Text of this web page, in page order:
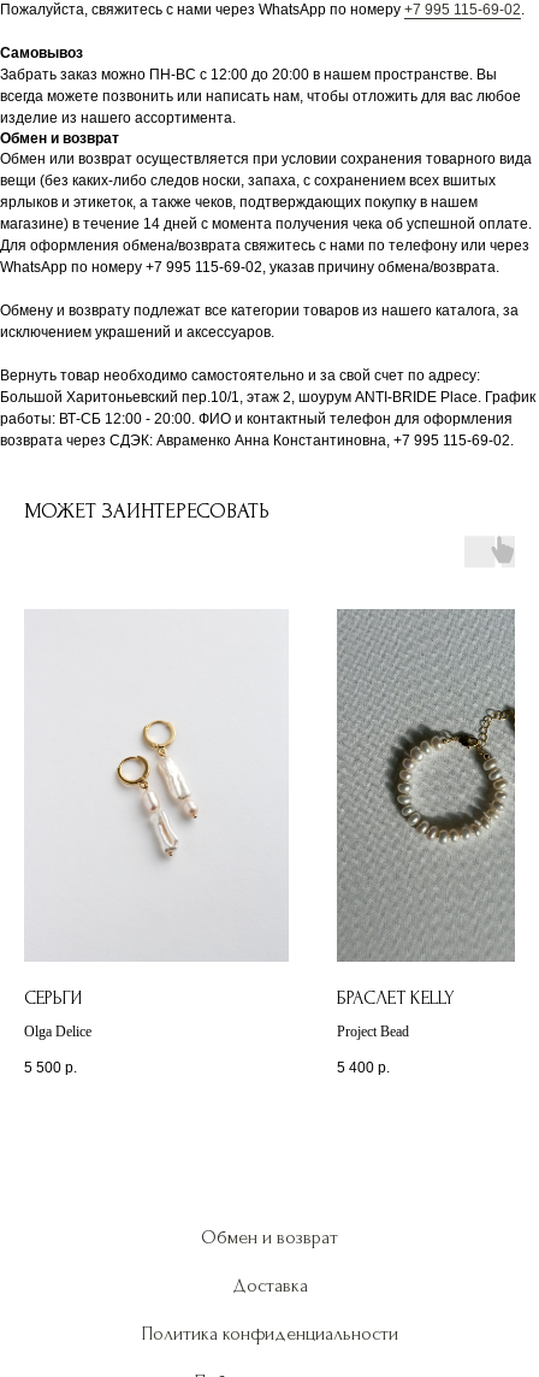
Пожалуйста, свяжитесь с нами через WhatsApp по номеру +7 995 115-69-02.
Самовывоз
Забрать заказ можно ПН-ВС с 12:00 до 20:00 в нашем пространстве. Вы
всегда можете позвонить или написать нам, чтобы отложить для вас любое
изделие из нашего ассортимента.
Обмен и возврат
Обмен или возврат осуществляется при условии сохранения товарного вида
вещи (без каких-либо следов носки, запаха, с сохранением всех вшитых
ярлыков и этикеток, а также чеков, подтверждающих покупку в нашем
магазине) в течение 14 дней с момента получения чека об успешной оплате.
Для оформления обмена/возврата свяжитесь с нами по телефону или через
WhatsApp по номеру +7 995 115-69-02, указав причину обмена/возврата.
Обмену и возврату подлежат все категории товаров из нашего каталога, за
исключением украшений и аксессуаров.
Вернуть товар необходимо самостоятельно и за свой счет по адресу:
Большой Харитоньевский пер.10/1, этаж 2, шоурум ANTI-BRIDE Place. График
работы: ВТ-СБ 12:00 - 20:00. ФИО и контактный телефон для оформления
возврата через СДЭК: Авраменко Анна Константиновна, +7 995 115-69-02.
МОЖЕТ ЗАИНТЕРЕСОВАТЬ
СЕРЬГИ
Olga Delice
5 500 р.
БРАСЛЕТ KELLY
Project Bead
5 400 р.
Обмен и возврат
Доставка
Политика конфиденциальности